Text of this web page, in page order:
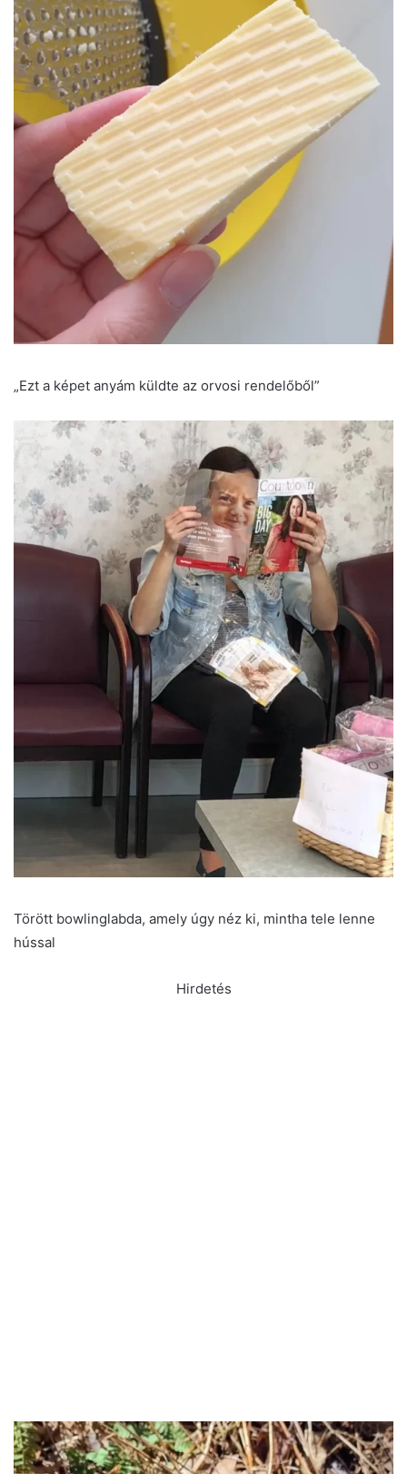
„Ezt a képet anyám küldte az orvosi rendelőből”
Törött bowlinglabda, amely úgy néz ki, mintha tele lenne
hússal
Hirdetés